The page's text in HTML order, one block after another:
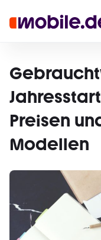
Preisen
Modellen